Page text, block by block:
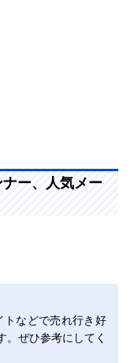
ナー、人気メー
トなどで売れ行き好
。ぜひ参考にしてく